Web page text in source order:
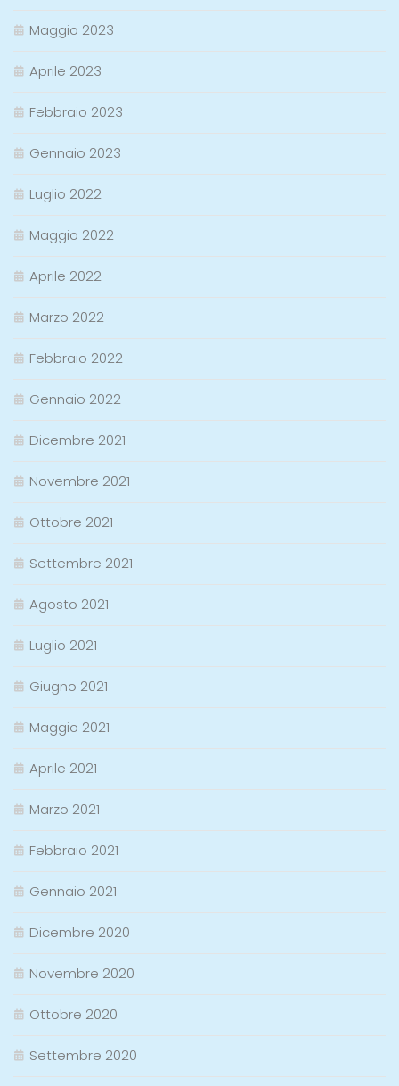
Maggio 2023
Aprile 2023
Febbraio 2023
Gennaio 2023
Luglio 2022
Maggio 2022
Aprile 2022
Marzo 2022
Febbraio 2022
Gennaio 2022
Dicembre 2021
Novembre 2021
Ottobre 2021
Settembre 2021
Agosto 2021
Luglio 2021
Giugno 2021
Maggio 2021
Aprile 2021
Marzo 2021
Febbraio 2021
Gennaio 2021
Dicembre 2020
Novembre 2020
Ottobre 2020
Settembre 2020